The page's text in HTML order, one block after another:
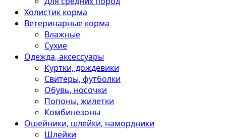
Холистик корма
Ветеринарные корма
Влажные
Сухие
Одежда, аксессуары
Куртки, дождевики
Свитеры, футболки
Обувь, носочки
Попоны, жилетки
Комбинезоны
Ошейники, шлейки, намордники
Шлейки